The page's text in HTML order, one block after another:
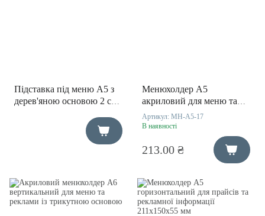
Підставка під меню А5 з
дерев'яною основою 2 см
Менюхолдер А5
акриловий для меню та
рекламних матеріалів
Техно
Артикул: MH-A5-17
В наявності
213.00 ₴